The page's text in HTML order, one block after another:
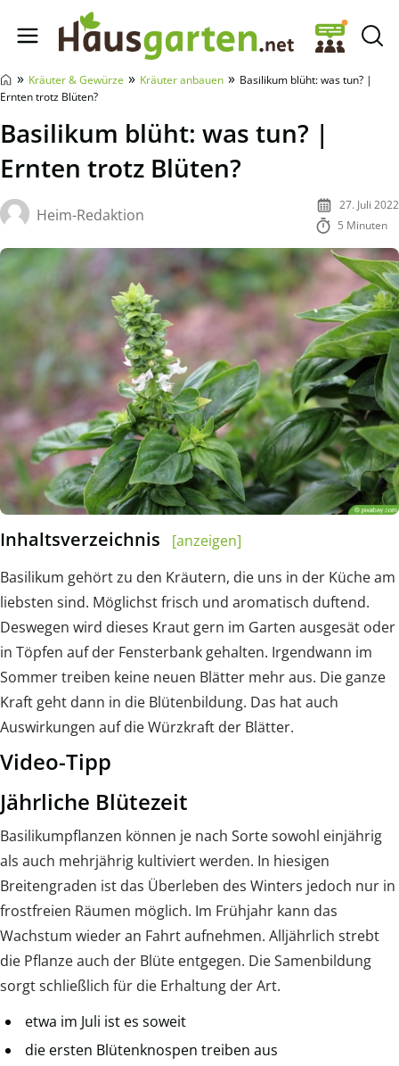
Hausgarten.net
» Kräuter & Gewürze » Kräuter anbauen » Basilikum blüht: was tun? |
Ernten trotz Blüten?
Basilikum blüht: was tun? |
Ernten trotz Blüten?
Heim-Redaktion
27. Juli 2022
5 Minuten
Inhaltsverzeichnis
[anzeigen]
Basilikum gehört zu den Kräutern, die uns in der Küche am
liebsten sind. Möglichst frisch und aromatisch duftend.
Deswegen wird dieses Kraut gern im Garten ausgesät oder
in Töpfen auf der Fensterbank gehalten. Irgendwann im
Sommer treiben keine neuen Blätter mehr aus. Die ganze
Kraft geht dann in die Blütenbildung. Das hat auch
Auswirkungen auf die Würzkraft der Blätter.
Video-Tipp
Jährliche Blütezeit
Basilikumpflanzen können je nach Sorte sowohl einjährig
als auch mehrjährig kultiviert werden. In hiesigen
Breitengraden ist das Überleben des Winters jedoch nur in
frostfreien Räumen möglich. Im Frühjahr kann das
Wachstum wieder an Fahrt aufnehmen. Alljährlich strebt
die Pflanze auch der Blüte entgegen. Die Samenbildung
sorgt schließlich für die Erhaltung der Art.
etwa im Juli ist es soweit
die ersten Blütenknospen treiben aus